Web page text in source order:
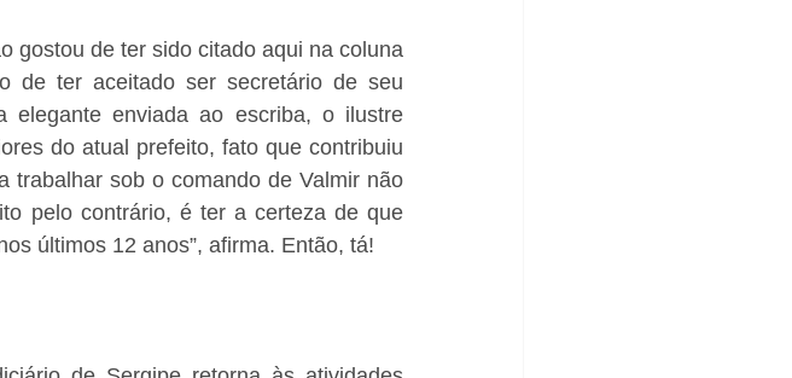
gostou de ter sido citado aqui na coluna
de ter aceitado ser secretário de seu
elegante enviada ao escriba, o ilustre
do atual prefeito, fato que contribuiu
trabalhar sob o comando de Valmir não
pelo contrário, é ter a certeza de que
últimos 12 anos”, afirma. Então, tá!